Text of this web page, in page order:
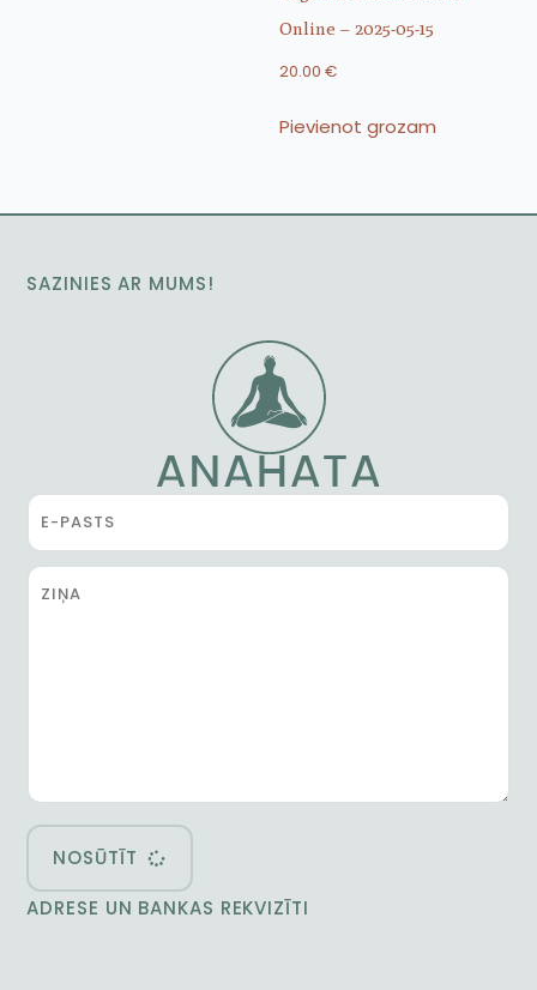
Online – 2025-05-15
20.00 €
Pievienot grozam
SAZINIES AR MUMS!
NOSŪTĪT
ADRESE UN BANKAS REKVIZĪTI